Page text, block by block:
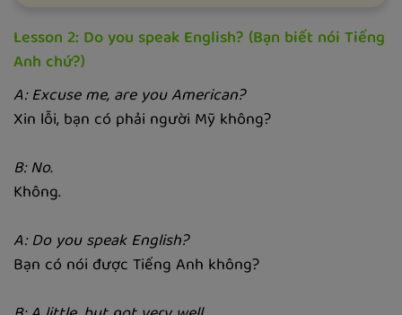
Lesson 2: Do you speak English? (Bạn biết nói Tiếng
Anh chứ?)
A: Excuse me, are you American?
Xin lỗi, bạn có phải người Mỹ không?
B: No.
Không.
A: Do you speak English?
Bạn có nói được Tiếng Anh không?